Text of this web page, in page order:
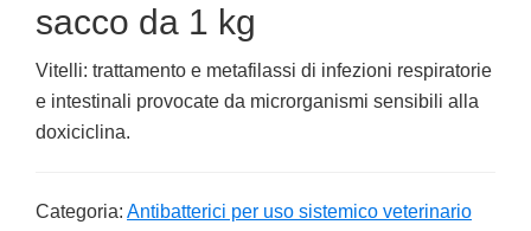
sacco da 1 kg
Vitelli: trattamento e metafilassi di infezioni respiratorie
e intestinali provocate da microrganismi sensibili alla
doxiciclina.
Categoria: Antibatterici per uso sistemico veterinario